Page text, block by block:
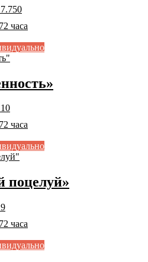
7.750
72 часа
10
72 часа
поцелуй»
9
72 часа